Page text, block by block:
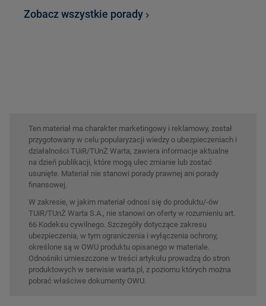
Zobacz wszystkie porady
Ten materiał ma charakter marketingowy i reklamowy, został
przygotowany w celu popularyzacji wiedzy o ubezpieczeniach i
działalności TUiR/TUnŻ Warta, zawiera informacje aktualne
na dzień publikacji, które mogą ulec zmianie lub zostać
usunięte. Materiał nie stanowi porady prawnej ani porady
finansowej.
W zakresie, w jakim materiał odnosi się do produktu/-ów
TUiR/TUnŻ Warta S.A., nie stanowi on oferty w rozumieniu art.
66 Kodeksu cywilnego. Szczegóły dotyczące zakresu
ubezpieczenia, w tym ograniczenia i wyłączenia ochrony,
określone są w OWU produktu opisanego w materiale.
Odnośniki umieszczone w treści artykułu prowadzą do stron
produktowych w serwisie warta.pl, z poziomu których można
pobrać właściwe dokumenty OWU.